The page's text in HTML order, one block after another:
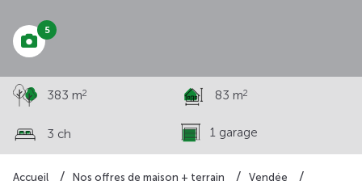
Accueil Nos offres de maison + terrain
Vendée
5
383 m2 83 m2
3 ch 1 garage